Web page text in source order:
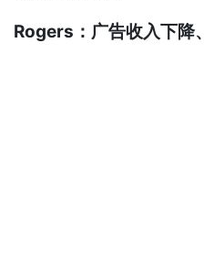
Rogers：广告收入下降